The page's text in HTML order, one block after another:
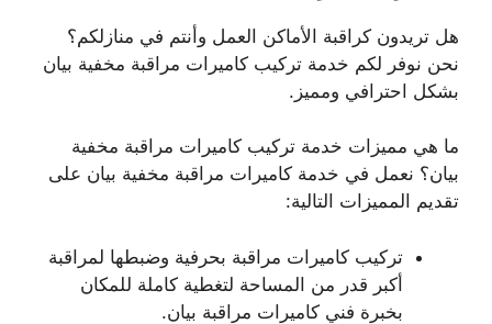
هل تريدون كراقبة الأماكن العمل وأنتم في منازلكم؟
نحن نوفر لكم خدمة تركيب كاميرات مراقبة مخفية بيان
بشكل احترافي ومميز.
ما هي مميزات خدمة تركيب كاميرات مراقبة مخفية
بيان؟ نعمل في خدمة كاميرات مراقبة مخفية بيان على
تقديم المميزات التالية:
تركيب كاميرات مراقبة بحرفية وضبطها لمراقبة
أكبر قدر من المساحة لتغطية كاملة للمكان
بخبرة فني كاميرات مراقبة بيان.